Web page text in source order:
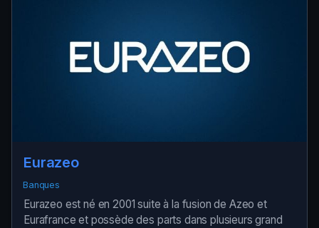
Eurazeo
Banques
Eurazeo est né en 2001 suite à la fusion de Azeo et
Eurafrance et possède des parts dans plusieurs grand